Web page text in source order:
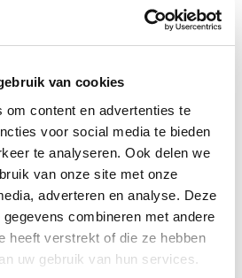
van cookies
om content en advertenties te
voor social media te bieden
te analyseren. Ook delen we
van onze site met onze
adverteren en analyse. Deze
combineren met andere
heeft verstrekt of die ze hebben
uw gebruik van hun services.
acties en meer?
onze nieuwsbrief!
Abonneer